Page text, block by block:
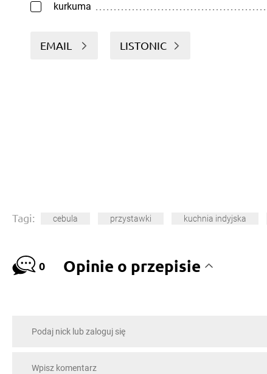
kurkuma
EMAIL LISTONIC
Tagi: cebula przystawki kuchnia indyjska
0 Opinie o przepisie